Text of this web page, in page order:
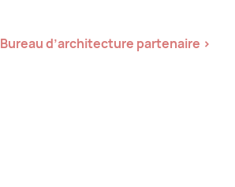
Bureau d’architecture partenaire >